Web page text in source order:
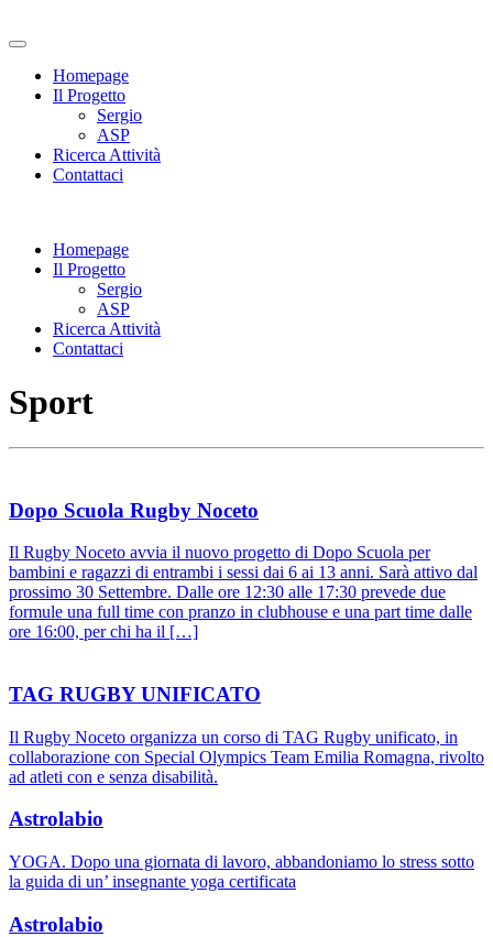
Homepage
Il Progetto
Sergio
ASP
Ricerca Attività
Contattaci
Homepage
Il Progetto
Sergio
ASP
Ricerca Attività
Contattaci
Sport
Dopo Scuola Rugby Noceto
Il Rugby Noceto avvia il nuovo progetto di Dopo Scuola per
bambini e ragazzi di entrambi i sessi dai 6 ai 13 anni. Sarà attivo dal
prossimo 30 Settembre. Dalle ore 12:30 alle 17:30 prevede due
formule una full time con pranzo in clubhouse e una part time dalle
ore 16:00, per chi ha il […]
TAG RUGBY UNIFICATO
Il Rugby Noceto organizza un corso di TAG Rugby unificato, in
collaborazione con Special Olympics Team Emilia Romagna, rivolto
ad atleti con e senza disabilità.
Astrolabio
YOGA. Dopo una giornata di lavoro, abbandoniamo lo stress sotto
la guida di un’ insegnante yoga certificata
Astrolabio